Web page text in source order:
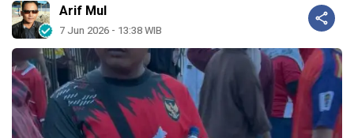
Arif Mul
7 Jun 2026 - 13:38 WIB